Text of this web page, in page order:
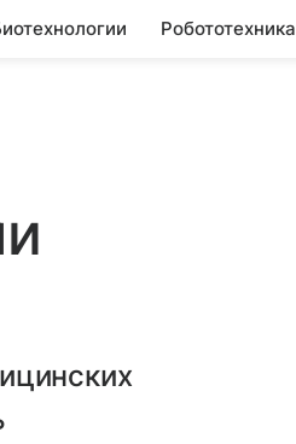
Робототехника